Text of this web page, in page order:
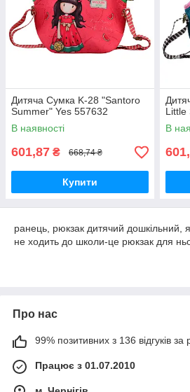
Дитяча Сумка K-28 "Santoro
Summer" Yes 557632
В наявності
601,87 ₴ 668,74 ₴
Купити
Little
В
ранець, рюкзак дитячий
не ходить до школи-це рюкзак для
Про нас
99% позитивних з 136 відгуків за
Працює з 01.07.2010